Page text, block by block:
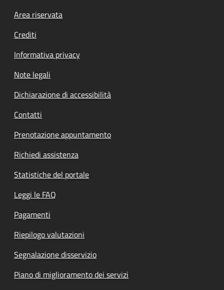
Footer menu
Area riservata
Crediti
Informativa privacy
Note legali
Dichiarazione di accessibilità
Contatti
Prenotazione appuntamento
Richiedi assistenza
Statistiche del portale
Leggi le FAQ
Pagamenti
Riepilogo valutazioni
Segnalazione disservizio
Piano di miglioramento dei servizi